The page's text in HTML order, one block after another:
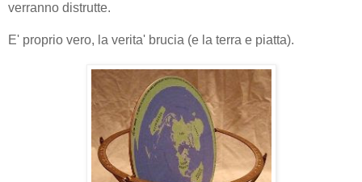
verranno distrutte.
E' proprio vero, la verita' brucia (e la terra e piatta).